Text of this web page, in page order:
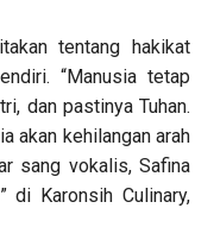
tentang hakikat
“Manusia tetap
dan pastinya Tuhan.
akan kehilangan arah
sang vokalis, Safina
di Karonsih Culinary,